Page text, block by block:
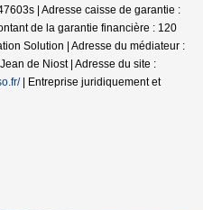
| Adresse caisse de garantie :
de la garantie financière : 120
Solution | Adresse du médiateur :
de Niost | Adresse du site :
|
Entreprise juridiquement et